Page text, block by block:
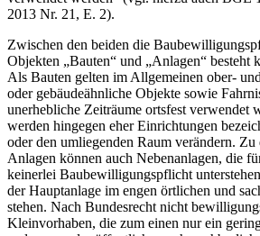
2013 Nr. 21, E. 2).
Zwischen den beiden die
Objekten „Bauten“ und „Anlagen“ besteht
Als Bauten gelten im Allgemeinen ober-
oder gebäudeähnliche Objekte sowie
unerhebliche Zeiträume ortsfest verwendet
werden hingegen eher Einrichtungen
oder den umliegenden Raum verändern. Zu
Anlagen können auch Nebenanlagen, die
keinerlei Baubewilligungspflicht
der Hauptanlage im engen örtlichen und
stehen. Nach Bundesrecht nicht
Kleinvorhaben, die zum einen nur ein